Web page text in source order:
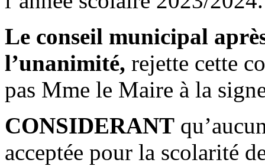
Le conseil municipal
l’unanimité, rejette cette
pas Mme le Maire à la
CONSIDERANT
acceptée pour la scolarité